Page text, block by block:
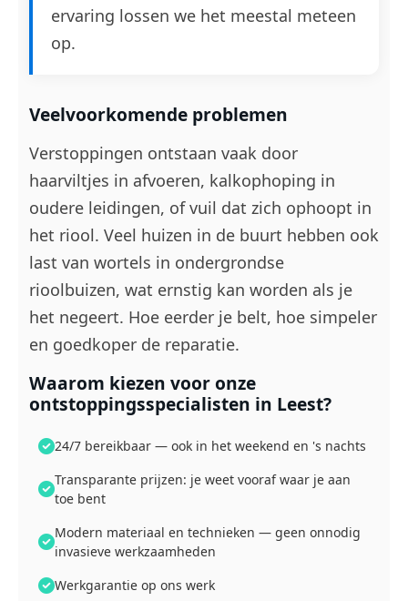
ervaring lossen we het meestal meteen
op.
Veelvoorkomende problemen
Verstoppingen ontstaan vaak door
haarviltjes in afvoeren, kalkophoping in
oudere leidingen, of vuil dat zich ophoopt in
het riool. Veel huizen in de buurt hebben ook
last van wortels in ondergrondse
rioolbuizen, wat ernstig kan worden als je
het negeert. Hoe eerder je belt, hoe simpeler
en goedkoper de reparatie.
Waarom kiezen voor onze
ontstoppingsspecialisten in Leest?
24/7 bereikbaar — ook in het weekend en 's nachts
Transparante prijzen: je weet vooraf waar je aan
toe bent
Modern materiaal en technieken — geen onnodig
invasieve werkzaamheden
Werkgarantie op ons werk